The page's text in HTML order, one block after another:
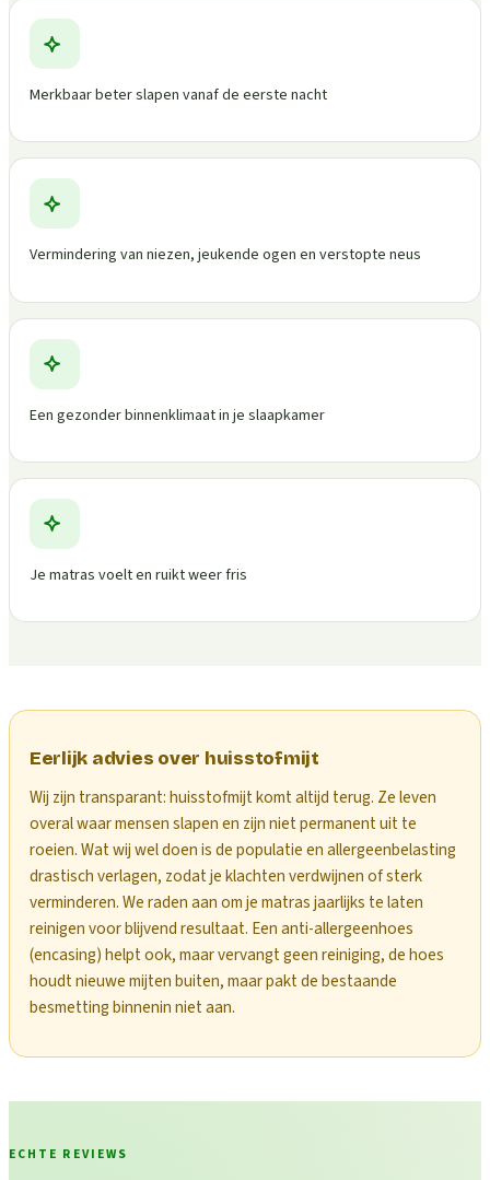
Merkbaar beter slapen vanaf de eerste nacht
Vermindering van niezen, jeukende ogen en verstopte neus
Een gezonder binnenklimaat in je slaapkamer
Je matras voelt en ruikt weer fris
Eerlijk advies over huisstofmijt
Wij zijn transparant: huisstofmijt komt altijd terug. Ze leven
overal waar mensen slapen en zijn niet permanent uit te
roeien. Wat wij wel doen is de populatie en allergeenbelasting
drastisch verlagen, zodat je klachten verdwijnen of sterk
verminderen. We raden aan om je matras jaarlijks te laten
reinigen voor blijvend resultaat. Een anti-allergeenhoes
(encasing) helpt ook, maar vervangt geen reiniging, de hoes
houdt nieuwe mijten buiten, maar pakt de bestaande
besmetting binnenin niet aan.
ECHTE REVIEWS